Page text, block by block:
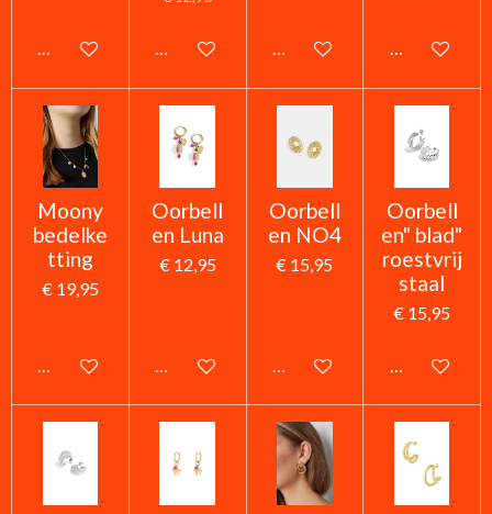
In winkelwagen In winkelwagen In winkelwagen In
Moony
bedelke
tting
€ 19,95
In winkelwagen
Oorbell
en Luna
€ 12,95
In winkelwagen
Oorbell
en NO4
€ 15,95
In winkelwagen
Oorbell
en" blad"
roestvrij
staal
€ 15,95
In